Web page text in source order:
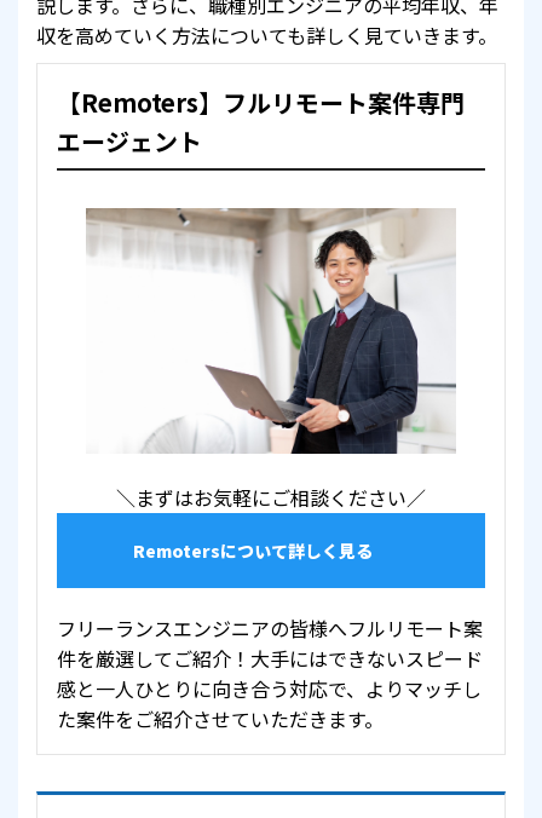
収を高めていく方法についても詳しく見ていきます。
【Remoters】フルリモート案件専門
エージェント
＼まずはお気軽にご相談ください／
Remotersについて詳しく見る
フリーランスエンジニアの皆様へフルリモート案
件を厳選してご紹介！大手にはできないスピード
感と一人ひとりに向き合う対応で、よりマッチし
た案件をご紹介させていただきます。